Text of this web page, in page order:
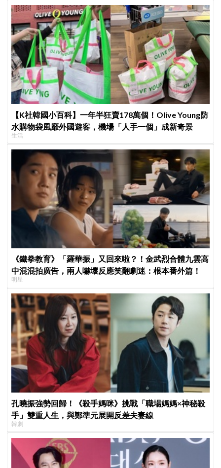
【K社韓國小百科】一年半狂賣178萬個！Olive Young防
水購物袋風靡外國遊客，機場「人手一個」成新奇景
生活
《鐵拳教育》「羅華振」又回來啦？！金武烈合體九雲高
中混混拍廣告，兩人嚇壞反應笑翻劇迷：根本番外篇！
明星
孔曉振強勢回歸！《殺手媽咪》挑戰「職場媽媽×神秘殺
手」雙重人生，與鄭準元展開反差夫妻線
韓劇